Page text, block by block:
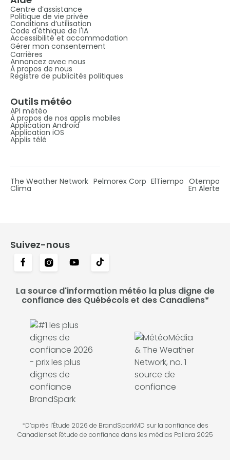
Centre d’assistance
Politique de vie privée
Conditions d’utilisation
Code d'éthique de l'IA
Accessibilité et accommodation
Gérer mon consentement
Carrières
Annoncez avec nous
À propos de nous
Registre de publicités politiques
Outils météo
API météo
À propos de nos applis mobiles
Application Android
Application iOS
Applis télé
The Weather Network Pelmorex Corp ElTiempo Otempo
Clima En Alerte
Suivez-nous
La source d'information météo la plus digne de
confiance des Québécois et des Canadiens*
*D’après l’Étude 2026 de BrandSparkMD sur la confiance des
Canadienset l'étude de confiance dans les médias Pollara 2025